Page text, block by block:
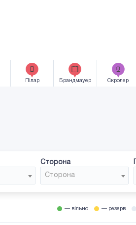
Пілар Брандмауер Скролер
Сторона
Сторона
— вільно — резерв